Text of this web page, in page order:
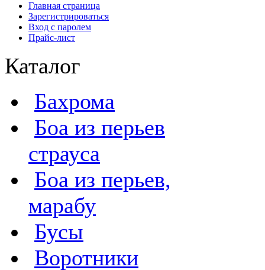
Главная страница
Зарегистрироваться
Вход с паролем
Прайс-лист
Каталог
Бахрома
Боа из перьев
страуса
Боа из перьев,
марабу
Бусы
Воротники